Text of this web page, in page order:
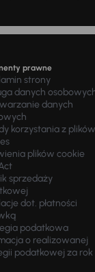
prawne
strony
danych
danych
korzystania z plików
plików cookie
sprzedaży
dot. płatności
podatkowa
o realizowanej
podatkowej za rok